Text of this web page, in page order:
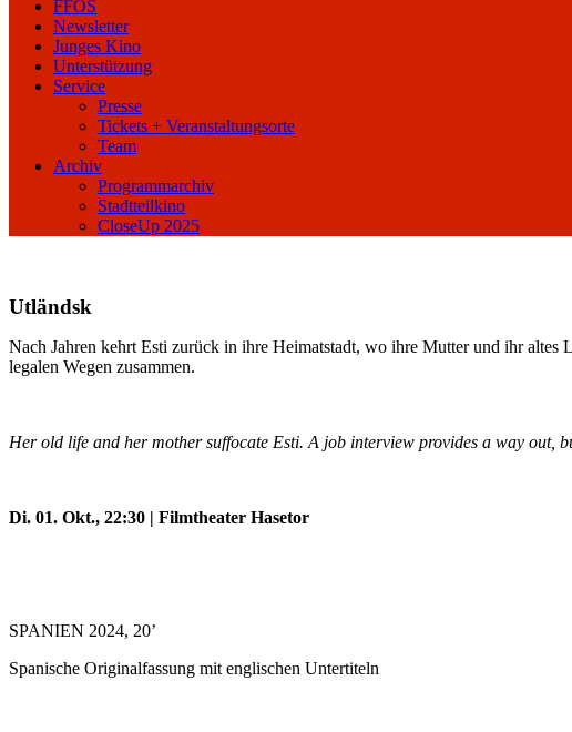
FFOS
Newsletter
Junges Kino
Unterstützung
Service
Presse
Tickets + Veranstaltungsorte
Team
Archiv
Programmarchiv
Stadtteilkino
CloseUp 2025
Utländsk
Nach Jahren kehrt Esti zurück in ihre Heimatstadt, wo ihre Mutter und ihr altes
legalen Wegen zusammen.
Her old life and her mother suffocate Esti. A job interview provides a way out,
Di. 01. Okt., 22:30 | Filmtheater Hasetor
SPANIEN 2024, 20’
Spanische Originalfassung mit englischen Untertiteln